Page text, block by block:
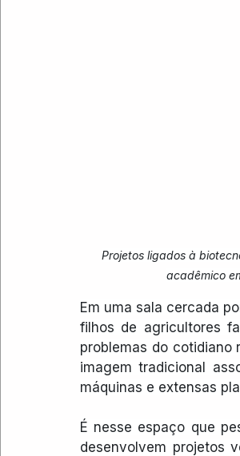
Projetos ligados à
acadêmico
Em uma sala cercada
filhos de agricultores
problemas do cotidiano
imagem tradicional
máquinas e extensas
É nesse espaço que
desenvolvem projetos